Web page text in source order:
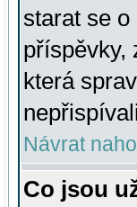
starat se
příspěvky,
která
nepřispívali
Návrat
Co jsou